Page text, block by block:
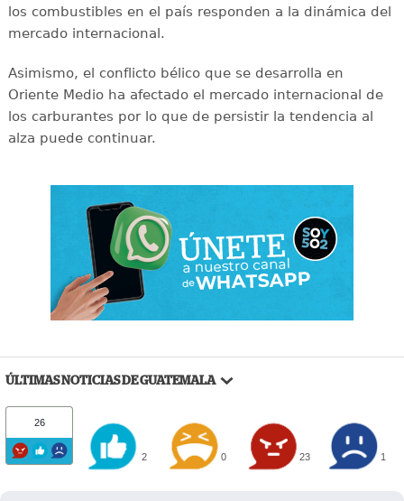
los combustibles en el país responden a la dinámica del
mercado internacional.
Asimismo, el conflicto bélico que se desarrolla en
Oriente Medio ha afectado el mercado internacional de
los carburantes por lo que de persistir la tendencia al
alza puede continuar.
ÚLTIMAS NOTICIAS DE GUATEMALA
26
2 0 23 1